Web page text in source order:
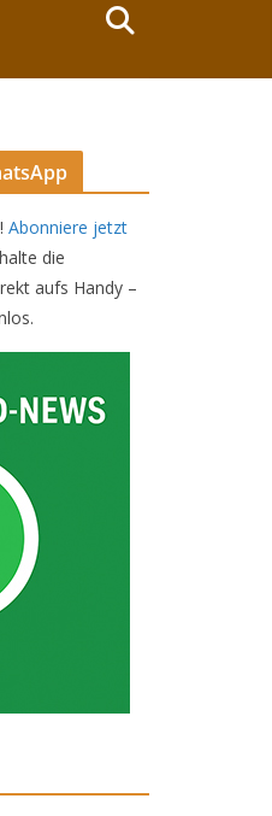
Abonniere jetzt
die
aufs Handy –